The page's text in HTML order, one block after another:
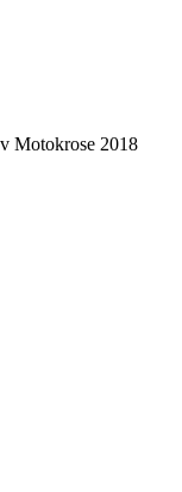
Motokrose 2018